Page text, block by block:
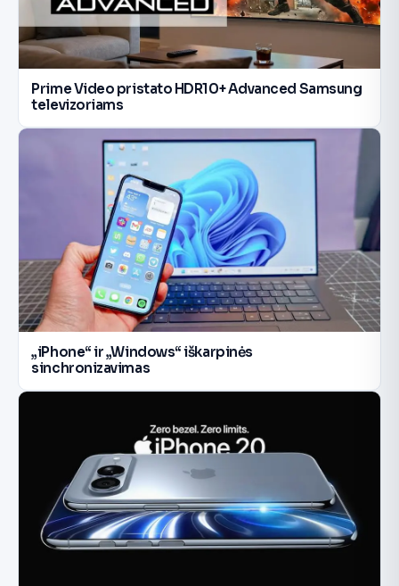
Prime Video pristato HDR10+ Advanced Samsung
televizoriams
„iPhone“ ir „Windows“ iškarpinės
sinchronizavimas